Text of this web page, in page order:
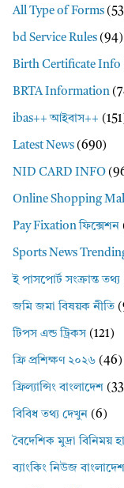
All Type of Forms
bd Service Rules (94)
Birth Certificate Info
BRTA Information
ibas++ আইবাস++
Latest News (690)
NID CARD INFO
Online Shopping
Pay Fixation ফিক্সেশন
Sports News
ই পাসপোর্ট সংক্রান্ত তথ্য
জমি জমা বিষয়ক নীতি
টিপস এন্ড ট্রিকস (121)
ফ্রি প্রশিক্ষণ ২০২৬ (46)
ফ্রিল্যান্সিং বাংলাদেশ
বিবিধ তথ্য দেখুন (6)
বৈদেশিক মুদ্রা বিনিময়
ব্যাংকিং নিউজ বাংলাদেশ